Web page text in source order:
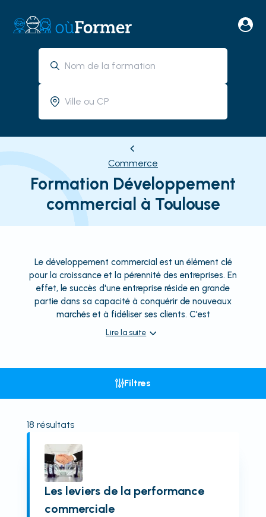
Commerce
Formation Développement
commercial à Toulouse
Le développement commercial est un élément clé
pour la croissance et la pérennité des entreprises. En
effet, le succès d'une entreprise réside en grande
partie dans sa capacité à conquérir de nouveaux
marchés et à fidéliser ses clients. C'est
Lire la suite
Filtres
18 résultats
Les leviers de la performance
commerciale